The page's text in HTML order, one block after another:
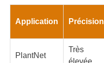
Application Précision
PlantNet
Très